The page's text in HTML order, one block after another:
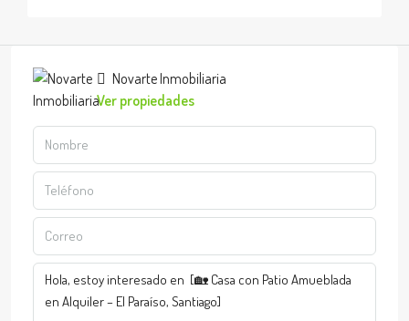
Novarte Inmobiliaria
Ver propiedades